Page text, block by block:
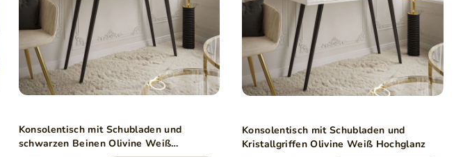
Konsolentisch mit Schubladen und
schwarzen Beinen Olivine Weiß
Konsolentisch mit Schubladen und
Kristallgriffen Olivine Weiß Hochglanz